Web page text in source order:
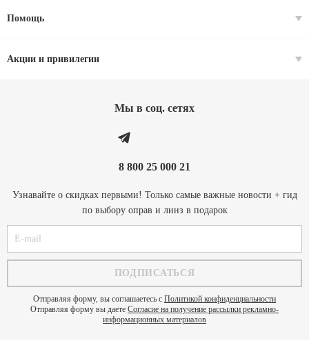
Помощь
Акции и привилегии
Мы в соц. cетях
8 800 25 000 21
Узнавайте о скидках первыми! Только самые важные новости + гид
по выбору оправ и линз в подарок
Отправляя форму, вы соглашаетесь с Политикой конфиденциальности
Отправляя форму вы даете Согласие на получение рассылки рекламно-
информационных материалов